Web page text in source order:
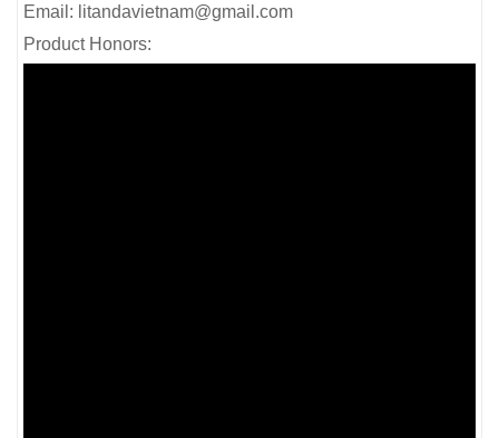
Email: litandavietnam@gmail.com
Product Honors: